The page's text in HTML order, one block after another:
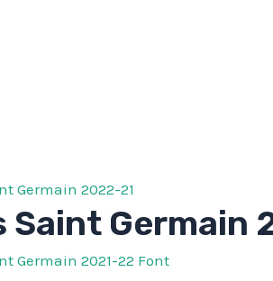
Saint Germain